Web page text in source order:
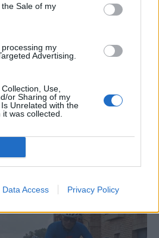
Sale of my
my
Advertising.
Use,
or Sharing of my
Unrelated with the
was collected.
Data Access Privacy Policy